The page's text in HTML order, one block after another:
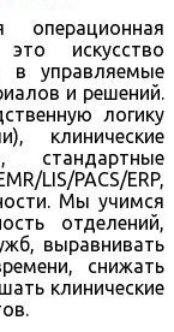
операционная
искусство
в управляемые
и решений.
логику
клинические
стандартные
LIS/PACS/ERP,
Мы учимся
отделений,
выравнивать
снижать
клинические